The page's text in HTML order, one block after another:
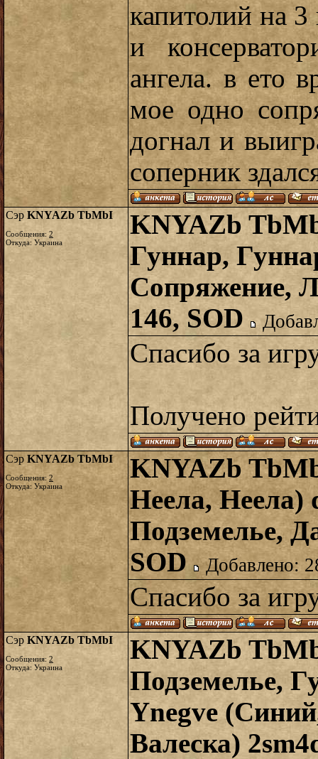
капитолий на 3
и
ангела. в ето
мое одно
догнал и
соперник
Сэр KNYAZb TbMbI
Сообщения: 2
Откуда: Украина
KNYAZb
Гуннар,
Сопряжение,
146, SOD
Спасибо за
Получено
Сэр KNYAZb TbMbI
Сообщения: 2
Откуда: Украина
KNYAZb
Неела, Неела)
Подземелье,
SOD Добавлено:
Спасибо за
Сэр KNYAZb TbMbI
Сообщения: 2
Откуда: Украина
KNYAZb
Подземелье,
Ynegve
Валеска)